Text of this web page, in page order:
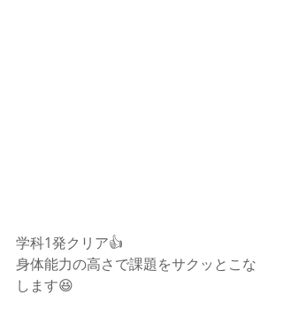
学科1発クリア👍
身体能力の高さで課題をサクッとこな
します😆